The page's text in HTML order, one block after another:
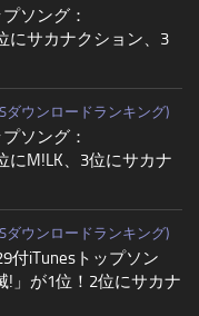
ソング：
にサカナクション、3
ダウンロードランキング)
ソング：
にM!LK、3位にサカナ
ダウンロードランキング)
付iTunesトップソン
!」が1位！2位にサカナ